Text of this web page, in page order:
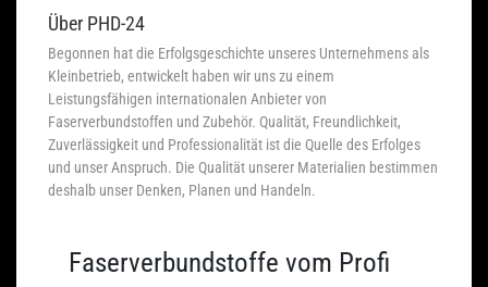
Über PHD-24
Begonnen hat die Erfolgsgeschichte unseres Unternehmens als
Kleinbetrieb, entwickelt haben wir uns zu einem
Leistungsfähigen internationalen Anbieter von
Faserverbundstoffen und Zubehör. Qualität, Freundlichkeit,
Zuverlässigkeit und Professionalität ist die Quelle des Erfolges
und unser Anspruch. Die Qualität unserer Materialien bestimmen
deshalb unser Denken, Planen und Handeln.
Faserverbundstoffe vom Profi